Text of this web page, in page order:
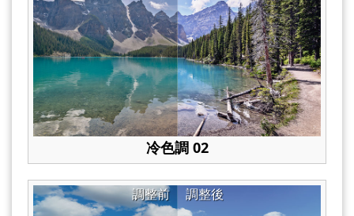
冷色調 02
調整後
調整前